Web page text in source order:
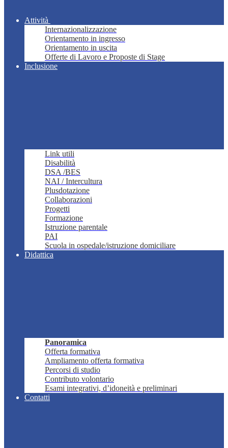
Attività
Internazionalizzazione
Orientamento in ingresso
Orientamento in uscita
Offerte di Lavoro e Proposte di Stage
Inclusione
Link utili
Disabilità
DSA /BES
NAI / Intercultura
Plusdotazione
Collaborazioni
Progetti
Formazione
Istruzione parentale
PAI
Scuola in ospedale/istruzione domiciliare
Didattica
Panoramica
Offerta formativa
Ampliamento offerta formativa
Percorsi di studio
Contributo volontario
Esami integrativi, d’idoneità e preliminari
Contatti